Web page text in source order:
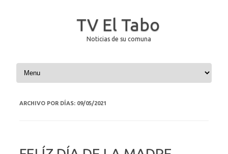
TV El Tabo
Noticias de su comuna
Saltar al contenido
ARCHIVO POR DÍAS: 09/05/2021